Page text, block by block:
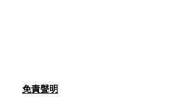
免責聲明